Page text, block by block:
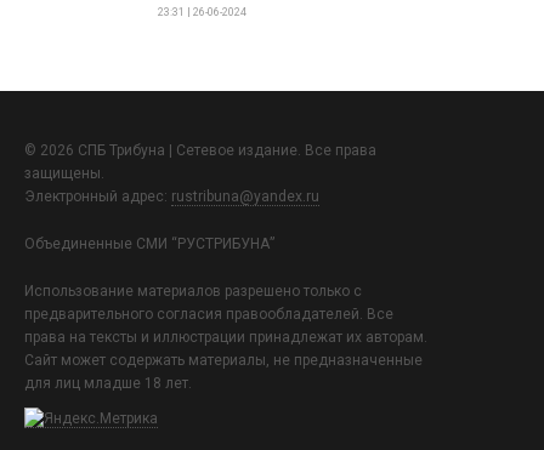
23:31 | 26-06-2024
© 2026 СПБ Трибуна | Сетевое издание. Все права
защищены.
Электронный адрес: rustribuna@yandex.ru
Объединенные СМИ “РУСТРИБУНА”
Использование материалов разрешено только с
предварительного согласия правообладателей. Все
права на тексты и иллюстрации принадлежат их авторам.
Сайт может содержать материалы, не предназначенные
для лиц младше 18 лет.